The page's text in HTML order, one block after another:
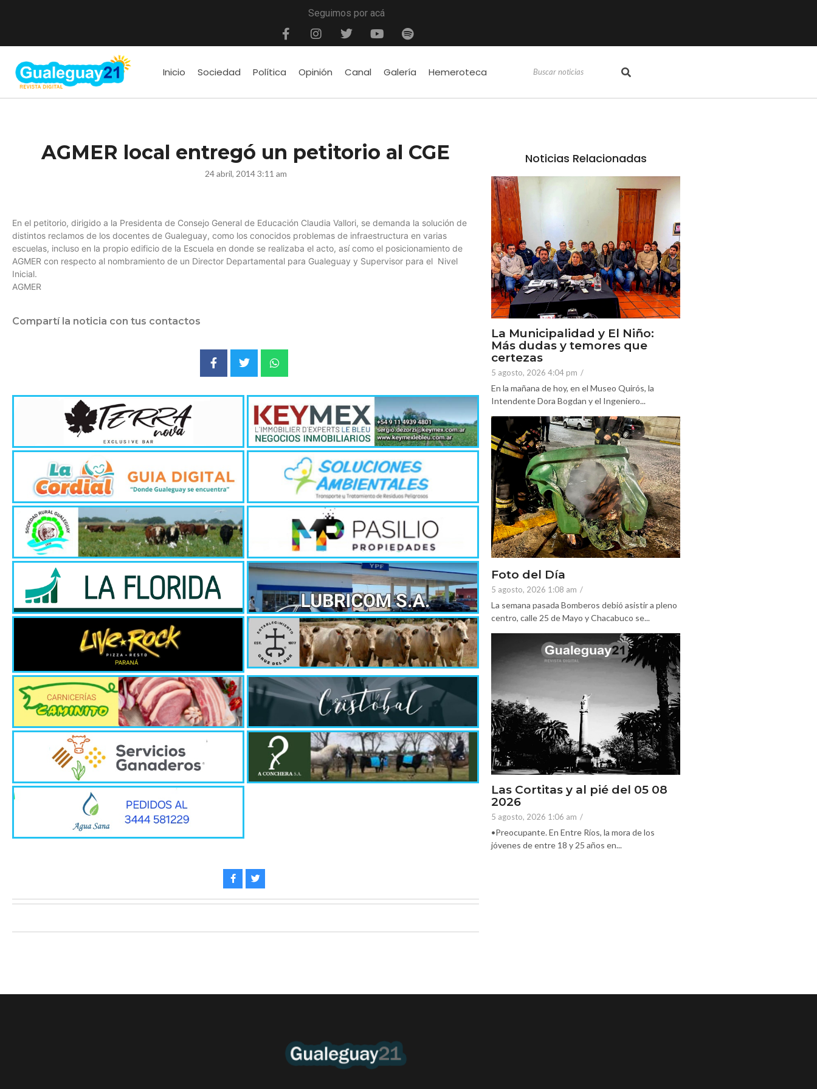
Seguimos por acá
Inicio Sociedad Política Opinión Canal Galería Hemeroteca
AGMER local entregó un petitorio al CGE
24 abril, 2014 3:11 am
En el petitorio, dirigido a la Presidenta de Consejo General de Educación Claudia Vallori, se demanda la solución de
distintos reclamos de los docentes de Gualeguay, como los conocidos problemas de infraestructura en varias
escuelas, incluso en la propio edificio de la Escuela en donde se realizaba el acto, así como el posicionamiento de
AGMER con respecto al nombramiento de un Director Departamental para Gualeguay y Supervisor para el Nivel
Inicial.
AGMER
Compartí la noticia con tus contactos
Noticias Relacionadas
La Municipalidad y El Niño:
Más dudas y temores que
certezas
5 agosto, 2026 4:04 pm /
En la mañana de hoy, en el Museo Quirós, la
Intendente Dora Bogdan y el Ingeniero...
Foto del Día
5 agosto, 2026 1:08 am /
La semana pasada Bomberos debió asistir a pleno
centro, calle 25 de Mayo y Chacabuco se...
Las Cortitas y al pié del 05 08
2026
5 agosto, 2026 1:06 am /
•Preocupante. En Entre Ríos, la mora de los
jóvenes de entre 18 y 25 años en...